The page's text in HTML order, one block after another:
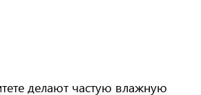
делают частую влажную